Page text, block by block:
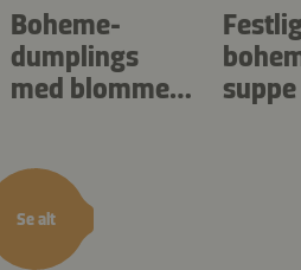
Se alt
Boheme-
dumplings
med blommer